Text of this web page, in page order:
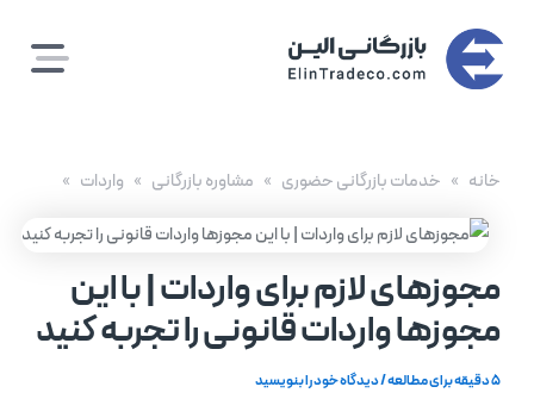
خانه خدمات بازرگانی حضوری مشاوره بازرگانی واردات
مجوزهای لازم برای واردات | با این
مجوزها واردات قانونی را تجربه کنید
5 دقیقه برای مطالعه /دیدگاه‌ خود را بنویسید